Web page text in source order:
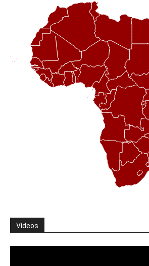
Vídeos